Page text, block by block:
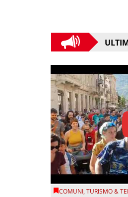
COMUNI,TURISMO &